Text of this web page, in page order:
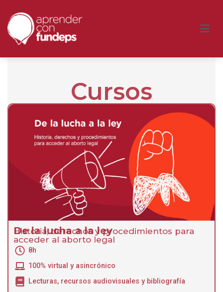
Cursos
De la lucha a la ley
Historia, derechos y procedimientos para
acceder al aborto legal
8h
100% virtual y asincrónico
Lecturas, recursos audiovisuales y bibliografía